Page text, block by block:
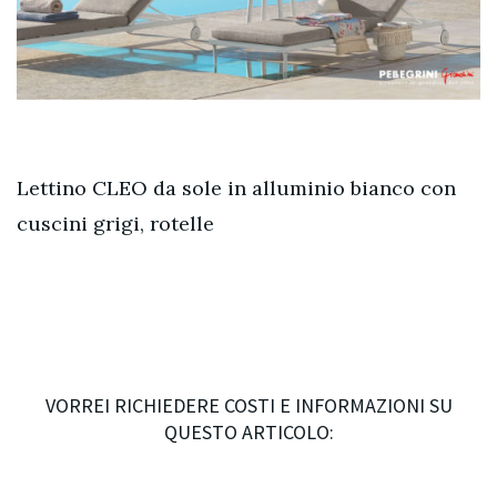
Lettino CLEO da sole in alluminio bianco con
cuscini grigi, rotelle
VORREI RICHIEDERE COSTI E INFORMAZIONI SU
QUESTO ARTICOLO: